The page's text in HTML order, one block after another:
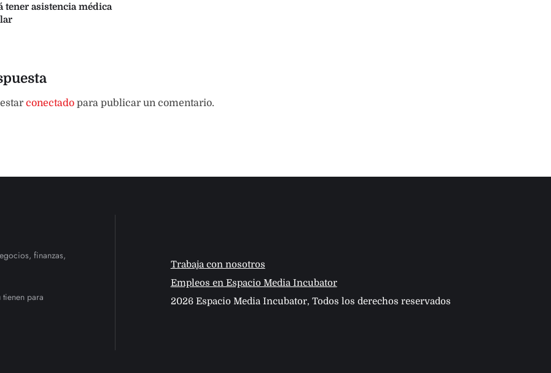
tener asistencia médica
conectado para publicar un comentario.
finanzas,
para
Trabaja con nosotros
Empleos en Espacio Media Incubator
2026 Espacio Media Incubator, Todos los derechos reservados